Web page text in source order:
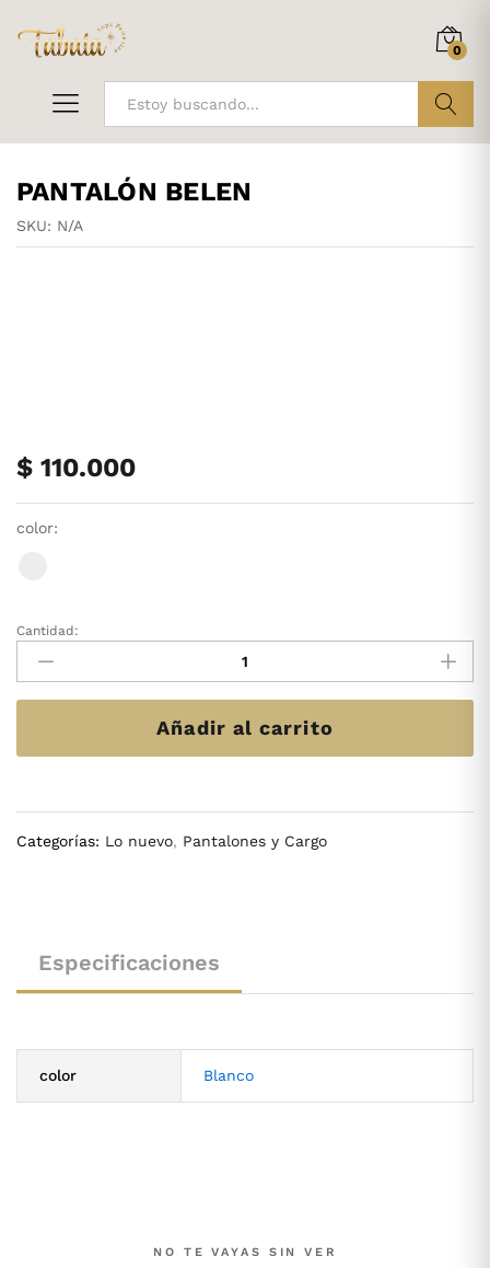
0
PANTALÓN BELEN
SKU: N/A
$ 110.000
color:
PANTALÓN
BELEN
Cantidad
Cantidad:
Añadir al carrito
Categorías: Lo nuevo, Pantalones y Cargo
Especificaciones
color Blanco
NO TE VAYAS SIN VER